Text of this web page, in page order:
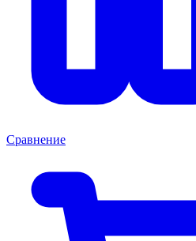
Сравнение